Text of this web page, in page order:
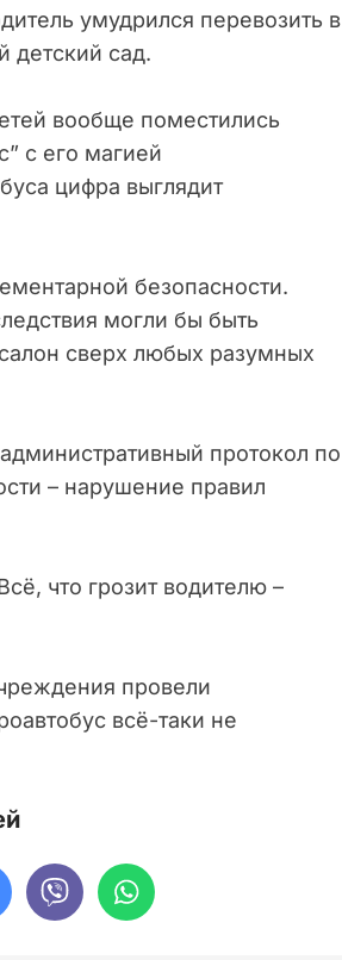
умудрился перевозить в
детский сад.
вообще поместились
с его магией
цифра выглядит
безопасности.
могли бы быть
сверх любых разумных
протокол по
– нарушение правил
что грозит водителю –
провели
всё-таки не